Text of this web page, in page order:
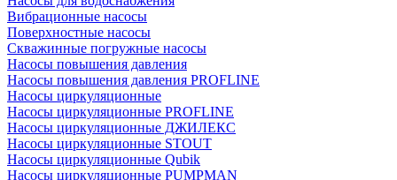
Вибрационные насосы
Поверхностные насосы
Скважинные погружные насосы
Насосы повышения давления
Насосы повышения давления PROFLINE
Насосы циркуляционные
Насосы циркуляционные PROFLINE
Насосы циркуляционные ДЖИЛЕКС
Насосы циркуляционные STOUT
Насосы циркуляционные Qubik
Насосы циркуляционные PUMPMAN